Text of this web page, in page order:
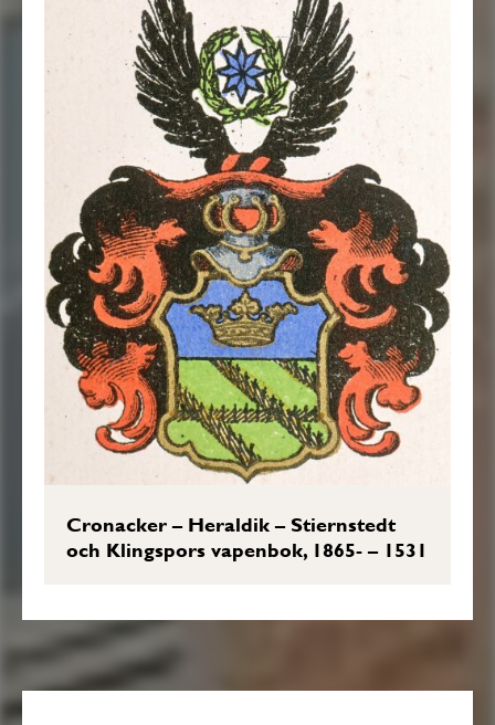
Cronacker – Heraldik – Stiernstedt
och Klingspors vapenbok, 1865- – 1531